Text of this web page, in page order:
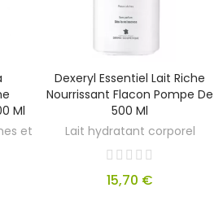
Ml
et
Dexeryl Essentiel Lait Riche
Nourrissant Flacon Pompe De
500 Ml
Lait hydratant corporel
15,70 €